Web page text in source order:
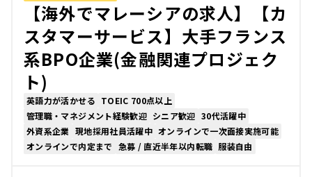
【海外でマレーシアの求人】【カ
スタマーサービス】大手フランス
系BPO企業(金融関連プロジェク
ト)
英語力が活かせる TOEIC 700点以上
管理職・マネジメント経験歓迎 シニア歓迎 30代活躍中
外資系企業 現地採用社員活躍中 オンラインで一次面接実施可能
オンラインで内定まで 急募 / 直近半年以内転職 服装自由